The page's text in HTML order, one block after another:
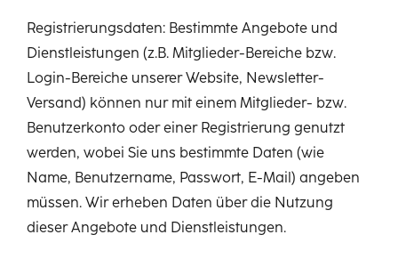
Registrierungsdaten: Bestimmte Angebote und
Dienstleistungen (z.B. Mitglieder-Bereiche bzw.
Login-Bereiche unserer Website, Newsletter-
Versand) können nur mit einem Mitglieder- bzw.
Benutzerkonto oder einer Registrierung genutzt
werden, wobei Sie uns bestimmte Daten (wie
Name, Benutzername, Passwort, E-Mail) angeben
müssen. Wir erheben Daten über die Nutzung
dieser Angebote und Dienstleistungen.